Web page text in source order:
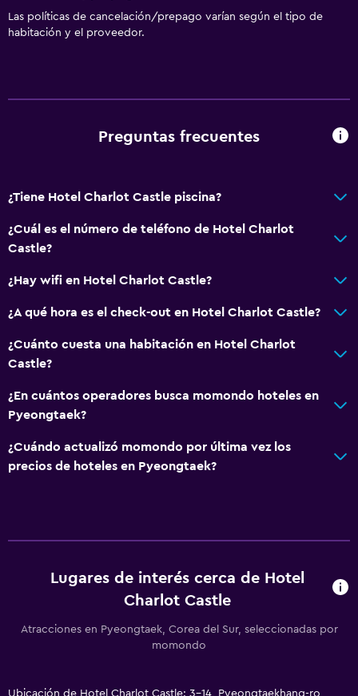
Servicios y facilidades
Instalaciones para reuniones
Bañera de hidromasaje
Sistema de entretenimiento
TV de pantalla plana
Zona de trabajo
Salud y seguridad
Limpieza diaria
Las políticas de cancelación/prepago varían según el tipo de
habitación y el proveedor.
Preguntas frecuentes
¿Tiene Hotel Charlot Castle piscina?
¿Cuál es el número de teléfono de Hotel Charlot
Castle?
¿Hay wifi en Hotel Charlot Castle?
¿A qué hora es el check-out en Hotel Charlot Castle?
¿Cuánto cuesta una habitación en Hotel Charlot
Castle?
¿En cuántos operadores busca momondo hoteles en
Pyeongtaek?
¿Cuándo actualizó momondo por última vez los
precios de hoteles en Pyeongtaek?
Lugares de interés cerca de Hotel
Charlot Castle
Atracciones en Pyeongtaek, Corea del Sur, seleccionadas por
momondo
Ubicación de Hotel Charlot Castle: 3-14, Pyeongtaekhang-ro